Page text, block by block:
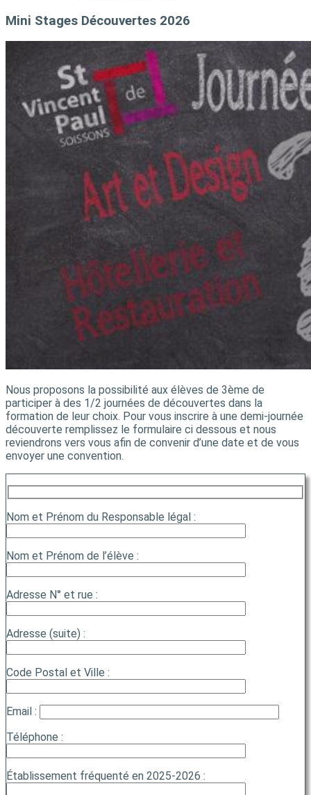
Mini Stages Découvertes 2026
Nous proposons la possibilité aux élèves de 3ème de
participer à des 1/2 journées de découvertes dans la
formation de leur choix. Pour vous inscrire à une demi-journée
découverte remplissez le formulaire ci dessous et nous
reviendrons vers vous afin de convenir d’une date et de vous
envoyer une convention.
Nom et Prénom du Responsable légal :
Nom et Prénom de l’élève :
Adresse N° et rue :
Adresse (suite) :
Code Postal et Ville :
Email :
Téléphone :
Établissement fréquenté en 2025-2026 :